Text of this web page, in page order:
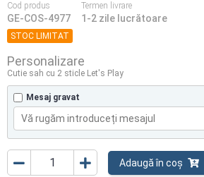
Cod produs
GE-COS-4977
Termen livrare
1-2 zile lucrătoare
STOC LIMITAT
Personalizare
Cutie sah cu 2 sticle Let's Play
Mesaj gravat
Adaugă în coș